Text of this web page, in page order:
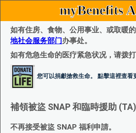
myBenefits
如有住房、食物、公用事业、或取暖
地社会服务部门办事处。
如有危急生命的医疗紧急状况，请拨打
您可以捐獻搶救生命。 點擊這裡查看
補領被盜 SNAP 和臨時援助
不再接受被盜 SNAP 福利申請。